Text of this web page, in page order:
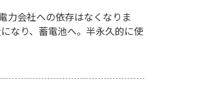
力会社への依存はなくなりま
なり、蓄電池へ。半永久的に使